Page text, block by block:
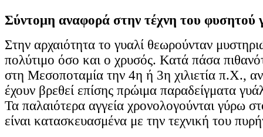
Σύντομη αναφορά στην τέχνη του φυσητού
Στην αρχαιότητα το γυαλί θεωρούνταν
πολύτιμο όσο και ο χρυσός. Κατά πάσα
στη Μεσοποταμία την 4η ή 3η χιλιετία π.Χ.,
έχουν βρεθεί επίσης πρώιμα παραδείγματα
Τα παλαιότερα αγγεία χρονολογούνται γύρω
είναι κατασκευασμένα με την τεχνική του